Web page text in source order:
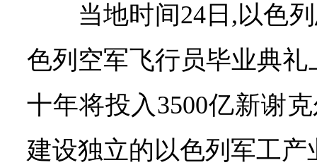
当地时间24日,以色
色列空军飞行员毕业典
十年将投入3500亿新谢
建设独立的以色列军工产